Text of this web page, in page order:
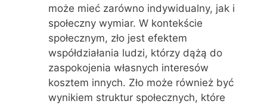
może mieć zarówno indywidualny, jak i
społeczny wymiar. W kontekście
społecznym, zło jest efektem
współdziałania ludzi, którzy dążą do
zaspokojenia własnych interesów
kosztem innych. Zło może również być
wynikiem struktur społecznych, które